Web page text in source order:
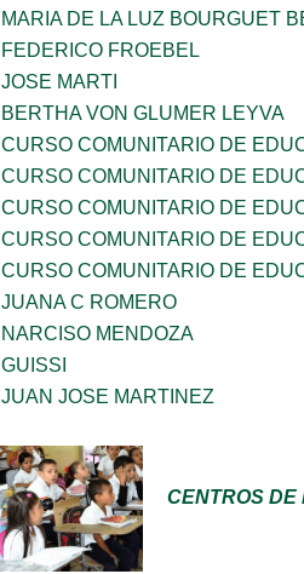
MARIA DE LA LUZ BOURGUET
FEDERICO FROEBEL
JOSE MARTI
BERTHA VON GLUMER LEYVA
CURSO COMUNITARIO DE
CURSO COMUNITARIO DE
CURSO COMUNITARIO DE
CURSO COMUNITARIO DE
CURSO COMUNITARIO DE
JUANA C ROMERO
NARCISO MENDOZA
GUISSI
JUAN JOSE MARTINEZ
CENTROS DE